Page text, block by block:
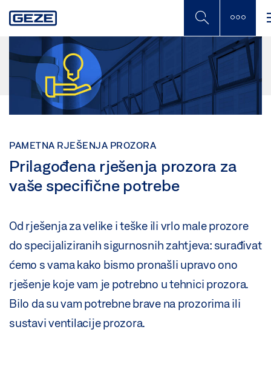
to
PAMETNA RJEŠENJA PROZORA
Prilagođena rješenja prozora za
vaše specifične potrebe
Od rješenja za velike i teške ili vrlo male prozore
do specijaliziranih sigurnosnih zahtjeva: surađivat
ćemo s vama kako bismo pronašli upravo ono
rješenje koje vam je potrebno u tehnici prozora.
Bilo da su vam potrebne brave na prozorima ili
sustavi ventilacije prozora.